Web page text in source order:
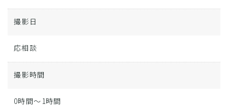
撮影日
応相談
撮影時間
0時間～1時間